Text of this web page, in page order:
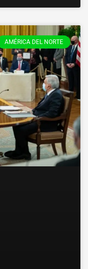
AMÉRICA DEL NORTE